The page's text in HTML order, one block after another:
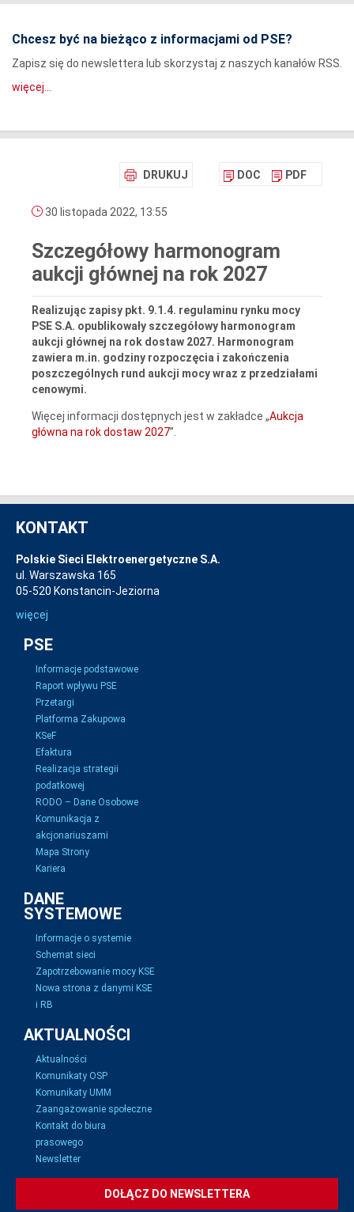
Chcesz być na bieżąco z informacjami od PSE?
Zapisz się do newslettera lub skorzystaj z naszych kanałów RSS.
więcej...
DRUKUJ DOC PDF
30 listopada 2022, 13:55
Szczegółowy harmonogram
aukcji głównej na rok 2027
Realizując zapisy pkt. 9.1.4. regulaminu rynku mocy
PSE S.A. opublikowały szczegółowy harmonogram
aukcji głównej na rok dostaw 2027. Harmonogram
zawiera m.in. godziny rozpoczęcia i zakończenia
poszczególnych rund aukcji mocy wraz z przedziałami
cenowymi.
Więcej informacji dostępnych jest w zakładce „Aukcja
główna na rok dostaw 2027”.
KONTAKT
Polskie Sieci Elektroenergetyczne S.A.
ul. Warszawska 165
05-520 Konstancin-Jeziorna
więcej
PSE
Informacje podstawowe
Raport wpływu PSE
Przetargi
Platforma Zakupowa
KSeF
Efaktura
Realizacja strategii
podatkowej
RODO – Dane Osobowe
Komunikacja z
akcjonariuszami
Mapa Strony
Kariera
DANE
SYSTEMOWE
Informacje o systemie
Schemat sieci
Zapotrzebowanie mocy KSE
Nowa strona z danymi KSE
i RB
AKTUALNOŚCI
Aktualności
Komunikaty OSP
Komunikaty UMM
Zaangażowanie społeczne
Kontakt do biura
prasowego
Newsletter
DOŁĄCZ DO NEWSLETTERA